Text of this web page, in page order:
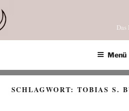
Inhalt
springen
Menü
SCHLAGWORT:TOBIAS S.